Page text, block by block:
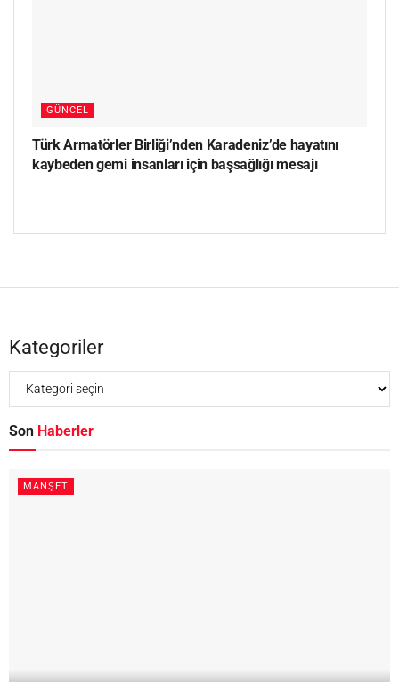
GÜNCEL
Türk Armatörler Birliği’nden Karadeniz’de hayatını
kaybeden gemi insanları için başsağlığı mesajı
Kategoriler
Son Haberler
MANŞET